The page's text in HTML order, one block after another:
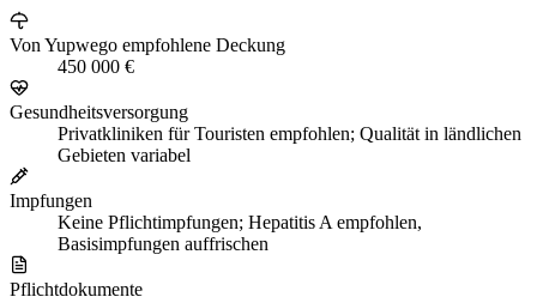
Von Yupwego empfohlene Deckung
450 000 €
Gesundheitsversorgung
Privatkliniken für Touristen empfohlen; Qualität in ländlichen
Gebieten variabel
Impfungen
Keine Pflichtimpfungen; Hepatitis A empfohlen,
Basisimpfungen auffrischen
Pflichtdokumente